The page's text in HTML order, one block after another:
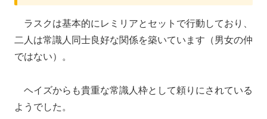
ラスクは基本的にレミリアとセットで行動しており、
二人は常識人同士良好な関係を築いています（男女の仲
ではない）。
ヘイズからも貴重な常識人枠として頼りにされている
ようでした。